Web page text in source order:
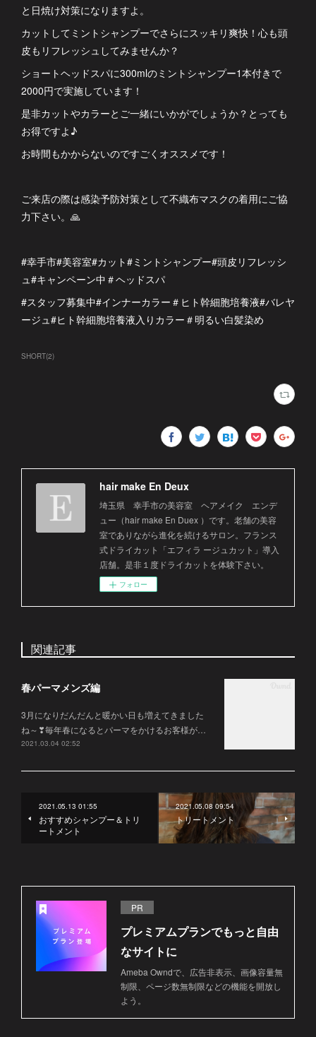
と日焼け対策になりますよ。
カットしてミントシャンプーでさらにスッキリ爽快！心も頭
皮もリフレッシュしてみませんか？
ショートヘッドスパに300mlのミントシャンプー1本付きで
2000円で実施しています！
是非カットやカラーとご一緒にいかがでしょうか？とっても
お得ですよ♪
お時間もかからないのですごくオススメです！
ご来店の際は感染予防対策として不織布マスクの着用にご協
力下さい。🙏
#幸手市#美容室#カット#ミントシャンプー#頭皮リフレッシ
ュ#キャンペーン中＃ヘッドスパ
#スタッフ募集中#インナーカラー＃ヒト幹細胞培養液#バレヤ
ージュ#ヒト幹細胞培養液入りカラー＃明るい白髪染め
SHORT(2)
hair make En Deux
埼玉県 幸手市の美容室 ヘアメイク エンデ
ュー（hair make En Duex ）です。老舗の美容
室でありながら進化を続けるサロン。フランス
式ドライカット「エフィラ ージュカット」導入
店舗。是非１度ドライカットを体験下さい。
フォロー
関連記事
春パーマメンズ編
3月になりだんだんと暖かい日も増えてきました
ね～❣毎年春になるとパーマをかけるお客様が…
2021.03.04 02:52
2021.05.13 01:55
おすすめシャンプー＆トリ
ートメント
2021.05.08 09:54
トリートメント
PR
プレミアムプランでもっと自由
なサイトに
Ameba Owndで、広告非表示、画像容量無
制限、ページ数無制限などの機能を開放し
よう。